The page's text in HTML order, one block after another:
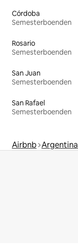
Córdoba
Semesterboenden
Rosario
Semesterboenden
San Juan
Semesterboenden
San Rafael
Semesterboenden
Airbnb Argentina